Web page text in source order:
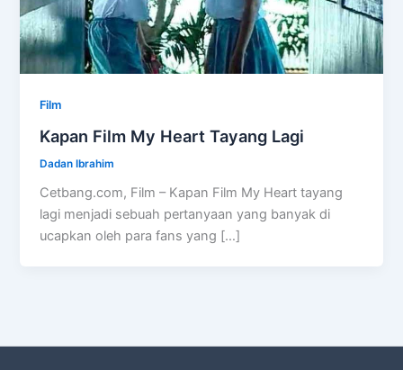
Film
Kapan Film My Heart Tayang Lagi
Dadan Ibrahim
Cetbang.com, Film – Kapan Film My Heart tayang
lagi menjadi sebuah pertanyaan yang banyak di
ucapkan oleh para fans yang […]